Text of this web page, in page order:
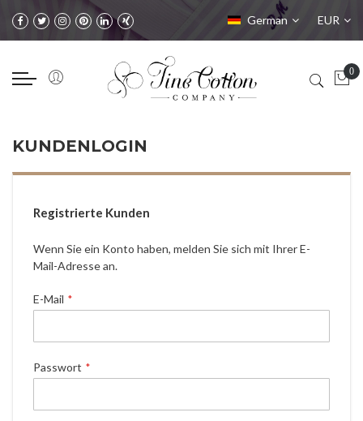
German
EUR
KUNDENLOGIN
Registrierte Kunden
Wenn Sie ein Konto haben, melden Sie sich mit Ihrer E-
Mail-Adresse an.
E-Mail
Passwort